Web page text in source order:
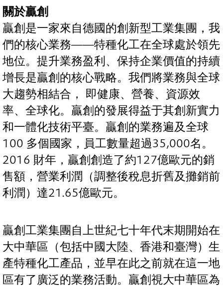
關於贏創
贏創是一家來自德國的創新型工業集團，我
們的核心業務——特種化工在全球處於領先
地位。提升業務盈利、保持企業價值的持續
增長是贏創的核心戰略。我們將業務與全球
大趨勢相結合， 即健康、營養、資源效
率、全球化。贏創的發展得益于其創新實力
和一體化技術平臺。贏創的業務遍及全球
100 多個國家，員工數量超過35,000名。
2016 財年，贏創創造了約127億歐元的銷
售額，營業利潤（調整後稅息折舊及攤銷前
利潤）達21.65億歐元。
贏創工業集團自上世紀七十年代末期開始在
大中華區（包括中國大陸、香港和臺灣）生
產特種化工產品，並早在此之前就在這一地
區有了廣泛的業務活動。贏創視大中華區為